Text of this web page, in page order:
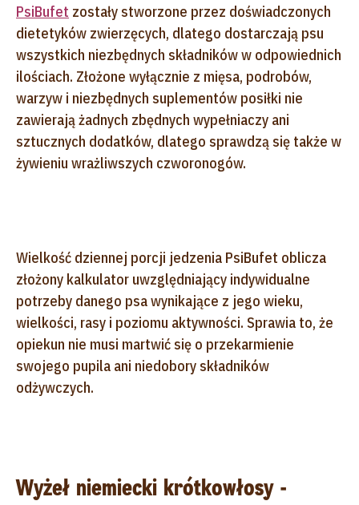
PsiBufet zostały stworzone przez doświadczonych
dietetyków zwierzęcych, dlatego dostarczają psu
wszystkich niezbędnych składników w odpowiednich
ilościach. Złożone wyłącznie z mięsa, podrobów,
warzyw i niezbędnych suplementów posiłki nie
zawierają żadnych zbędnych wypełniaczy ani
sztucznych dodatków, dlatego sprawdzą się także w
żywieniu wrażliwszych czworonogów.
Wielkość dziennej porcji jedzenia PsiBufet oblicza
złożony kalkulator uwzględniający indywidualne
potrzeby danego psa wynikające z jego wieku,
wielkości, rasy i poziomu aktywności. Sprawia to, że
opiekun nie musi martwić się o przekarmienie
swojego pupila ani niedobory składników
odżywczych.
Wyżeł niemiecki krótkowłosy -